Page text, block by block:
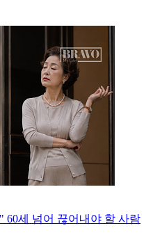
60세 넘어 끊어내야 할 사람